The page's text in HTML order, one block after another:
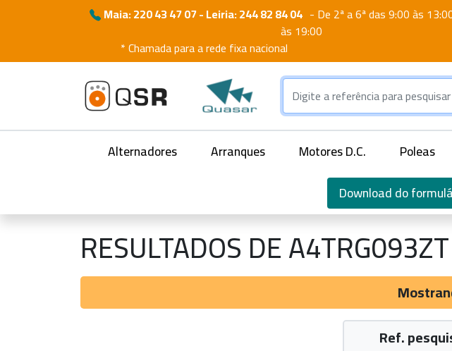
Maia: 220 43 47 07 - Leiria: 244 82 84 04 - De 2ª a 6ª das 9:00 às
às 19:00
* Chamada para a rede fixa nacional
Alternadores Arranques Motores D.C. Poleas
Download do
RESULTADOS DE A4TRG093ZT
Ref.